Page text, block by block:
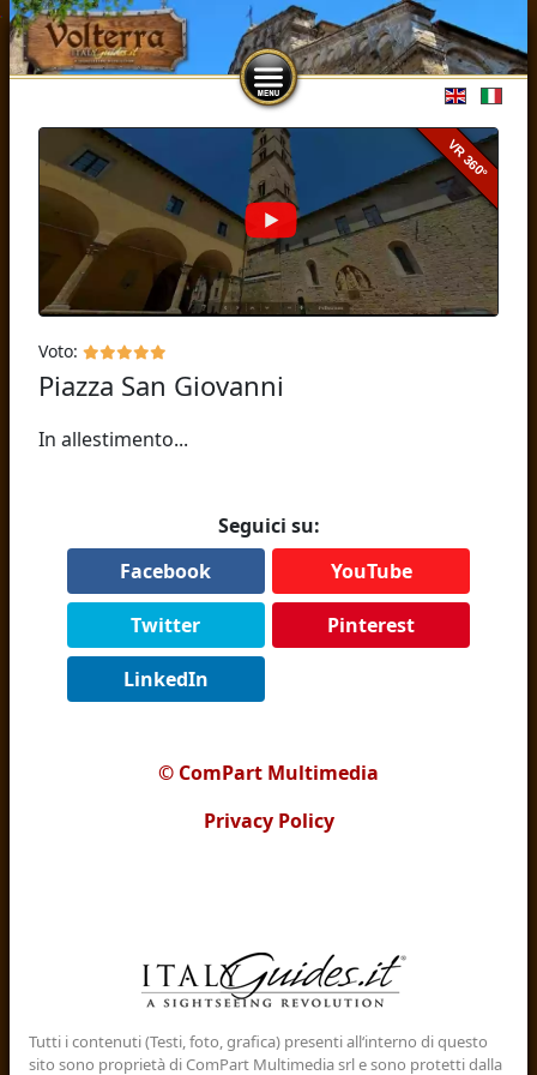
Seleziona
Voto:
Piazza San Giovanni
In allestimento...
Seguici su:
Facebook
YouTube
Twitter Pinterest
LinkedIn
© ComPart Multimedia
Privacy Policy
Tutti i contenuti (Testi, foto, grafica) presenti all‘interno di questo
sito sono proprietà di ComPart Multimedia srl e sono protetti dalla